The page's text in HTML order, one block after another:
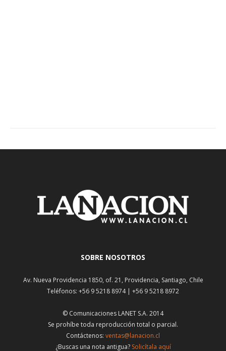
SOBRE NOSOTROS
Av. Nueva Providencia 1850, of. 21, Providencia, Santiago, Chile
Teléfonos: +56 9 5218 8974 | +56 9 5218 8972
© Comunicaciones LANET S.A. 2014
Se prohíbe toda reproducción total o parcial.
Contáctenos: ventas@lanacion.cl
¿Buscas una nota antigua? Solicítala aquí